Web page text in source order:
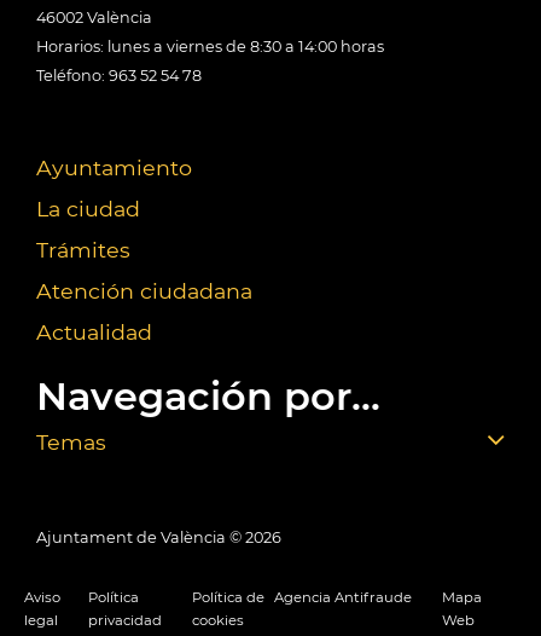
46002 València
Horarios: lunes a viernes de 8:30 a 14:00 horas
Teléfono: 963 52 54 78
Ayuntamiento
La ciudad
Trámites
Atención ciudadana
Actualidad
Navegación por...
Temas
Ajuntament de València © 2026
Aviso
legal
Política
privacidad
Política de
cookies
Agencia Antifraude
Mapa
Web